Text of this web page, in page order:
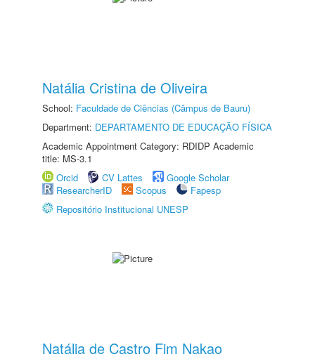
Natália Cristina de Oliveira
School: Faculdade de Ciências (Câmpus de Bauru)
Department: DEPARTAMENTO DE EDUCAÇÃO FÍSICA
Academic Appointment Category: RDIDP Academic
title: MS-3.1
Orcid
CV Lattes
Google Scholar
ResearcherID
Scopus
Fapesp
Repositório Institucional UNESP
Natália de Castro Fim Nakao